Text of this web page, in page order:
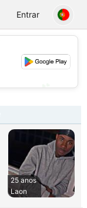
Entrar
25 anos
Laon